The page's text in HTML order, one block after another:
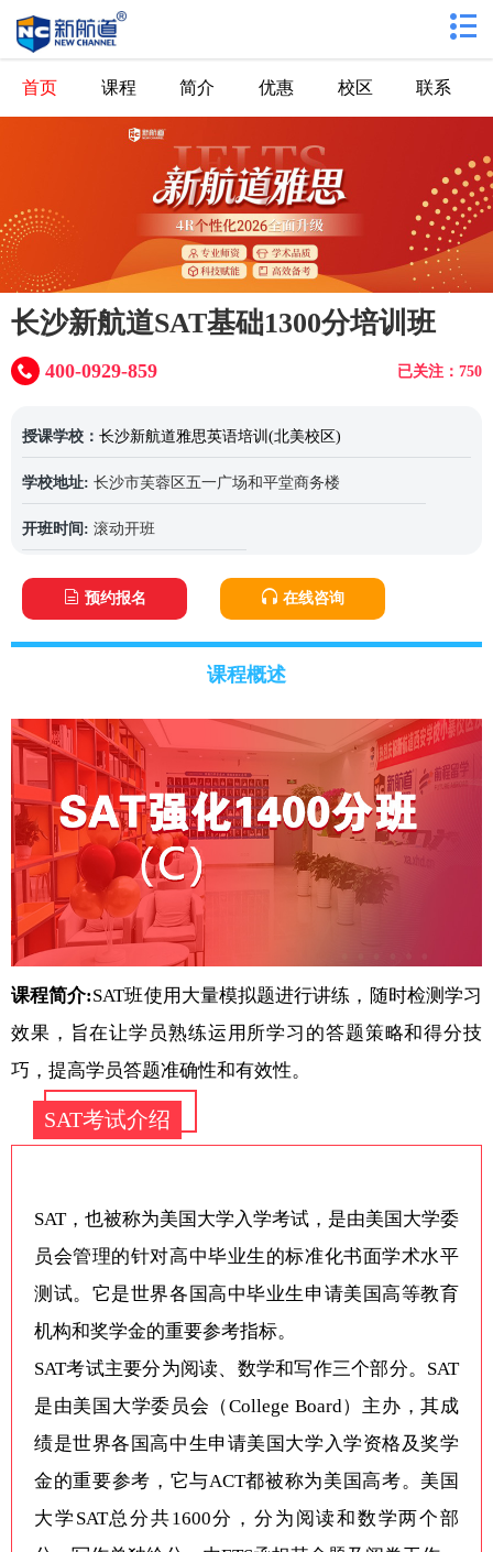
首页 课程 简介 优惠 校区 联系
长沙新航道SAT基础1300分培训班
已关注：750
400-0929-859
授课学校： 长沙新航道雅思英语培训(北美校区)
学校地址: 长沙市芙蓉区五一广场和平堂商务楼
开班时间: 滚动开班
预约报名 在线咨询
课程概述
课程简介:SAT班使用大量模拟题进行讲练，随时检测学习
效果，旨在让学员熟练运用所学习的答题策略和得分技
巧，提高学员答题准确性和有效性。
SAT考试介绍
SAT，也被称为美国大学入学考试，是由美国大学委
员会管理的针对高中毕业生的标准化书面学术水平
测试。它是世界各国高中毕业生申请美国高等教育
机构和奖学金的重要参考指标。
SAT考试主要分为阅读、数学和写作三个部分。SAT
是由美国大学委员会（College Board）主办，其成
绩是世界各国高中生申请美国大学入学资格及奖学
金的重要参考，它与ACT都被称为美国高考。美国
大学SAT总分共1600分，分为阅读和数学两个部